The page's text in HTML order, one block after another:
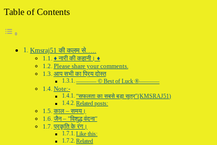
Table of Contents
Kmsraj51 की कलम से…..
♦ नारी की कहानी। ♦
Please share your comments.
आप सभी का प्रिय दोस्त
———– © Best of Luck ®———–
Note:-
“सफलता का सबसे बड़ा सूत्र”(KMSRAJ51)
Related posts:
काल – समय।
जैन – "विशुद्ध वंदना"
प्रकृति के रंग।
Like this:
Related